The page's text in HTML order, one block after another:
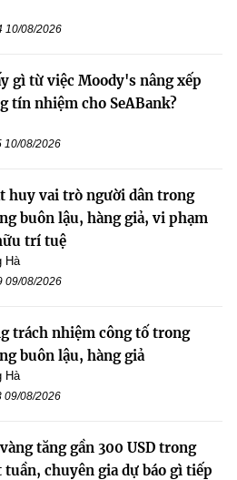
10/08/2026
gì từ việc Moody's nâng xếp
tín nhiệm cho SeABank?
10/08/2026
huy vai trò người dân trong
buôn lậu, hàng giả, vi phạm
trí tuệ
Hà
09/08/2026
trách nhiệm công tố trong
buôn lậu, hàng giả
Hà
09/08/2026
tăng gần 300 USD trong
tuần, chuyên gia dự báo gì tiếp